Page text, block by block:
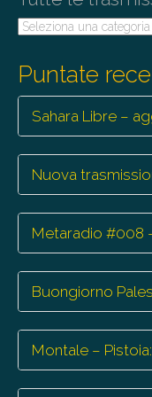
Tutte
Puntate
Sahara Libre –
Nuova
Metaradio #008
Buongiorno
Montale –